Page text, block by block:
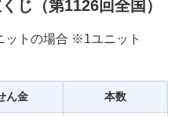
じ（第1126回全国）
ットの場合 ※1ユニット
ん金 本数